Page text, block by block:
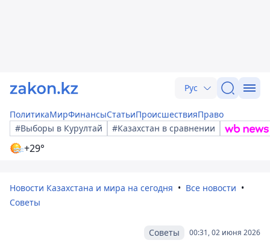
Рус
ПолитикаМирФинансыСтатьиПроисшествияПраво
#Выборы в Курултай
#Казахстан в сравнении
+29°
Новости Казахстана и мира на сегодня
Все новости
Советы
00:31, 02 июня 2026
Советы